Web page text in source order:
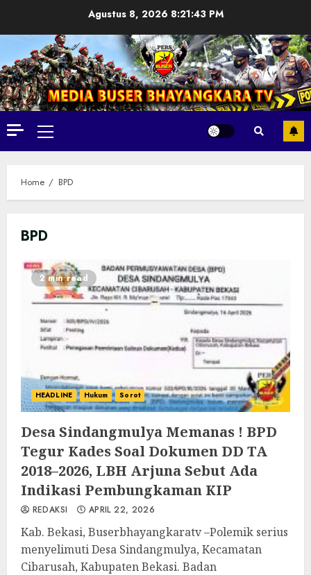
Agustus 8, 2026 8:21:44 PM
Primary
Menu
Home BPD
BPD
2 min read
HEADLINE Hukum Sorot
Desa Sindangmulya Memanas ! BPD
Tegur Kades Soal Dokumen DD TA
2018–2026, LBH Arjuna Sebut Ada
Indikasi Pembungkaman KIP
REDAKSI APRIL 22, 2026
Kab. Bekasi, Buserbhayangkaratv –Polemik serius
menyelimuti Desa Sindangmulya, Kecamatan
Cibarusah, Kabupaten Bekasi. Badan